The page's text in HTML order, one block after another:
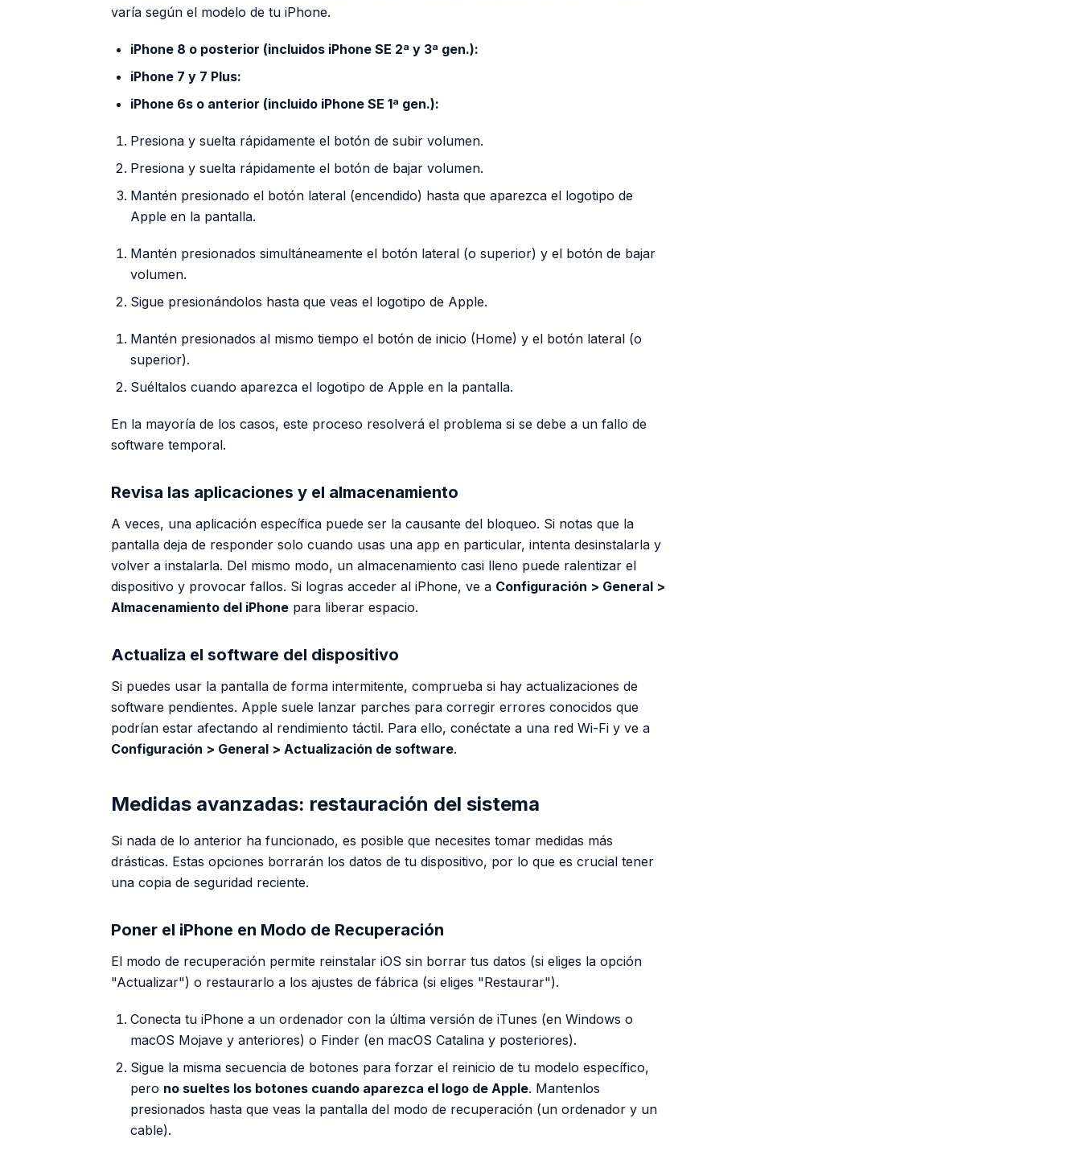
varía según el modelo de tu iPhone.
iPhone 8 o posterior (incluidos iPhone SE 2ª y 3ª gen.):
iPhone 7 y 7 Plus:
iPhone 6s o anterior (incluido iPhone SE 1ª gen.):
Presiona y suelta rápidamente el botón de subir volumen.
Presiona y suelta rápidamente el botón de bajar volumen.
Mantén presionado el botón lateral (encendido) hasta que aparezca el logotipo de
Apple en la pantalla.
Mantén presionados simultáneamente el botón lateral (o superior) y el botón de bajar
volumen.
Sigue presionándolos hasta que veas el logotipo de Apple.
Mantén presionados al mismo tiempo el botón de inicio (Home) y el botón lateral (o
superior).
Suéltalos cuando aparezca el logotipo de Apple en la pantalla.
En la mayoría de los casos, este proceso resolverá el problema si se debe a un fallo de
software temporal.
Revisa las aplicaciones y el almacenamiento
A veces, una aplicación específica puede ser la causante del bloqueo. Si notas que la
pantalla deja de responder solo cuando usas una app en particular, intenta desinstalarla y
volver a instalarla. Del mismo modo, un almacenamiento casi lleno puede ralentizar el
dispositivo y provocar fallos. Si logras acceder al iPhone, ve a Configuración > General >
Almacenamiento del iPhone para liberar espacio.
Actualiza el software del dispositivo
Si puedes usar la pantalla de forma intermitente, comprueba si hay actualizaciones de
software pendientes. Apple suele lanzar parches para corregir errores conocidos que
podrían estar afectando al rendimiento táctil. Para ello, conéctate a una red Wi-Fi y ve a
Configuración > General > Actualización de software.
Medidas avanzadas: restauración del sistema
Si nada de lo anterior ha funcionado, es posible que necesites tomar medidas más
drásticas. Estas opciones borrarán los datos de tu dispositivo, por lo que es crucial tener
una copia de seguridad reciente.
Poner el iPhone en Modo de Recuperación
El modo de recuperación permite reinstalar iOS sin borrar tus datos (si eliges la opción
"Actualizar") o restaurarlo a los ajustes de fábrica (si eliges "Restaurar").
Conecta tu iPhone a un ordenador con la última versión de iTunes (en Windows o
macOS Mojave y anteriores) o Finder (en macOS Catalina y posteriores).
Sigue la misma secuencia de botones para forzar el reinicio de tu modelo específico,
pero no sueltes los botones cuando aparezca el logo de Apple. Mantenlos
presionados hasta que veas la pantalla del modo de recuperación (un ordenador y un
cable).